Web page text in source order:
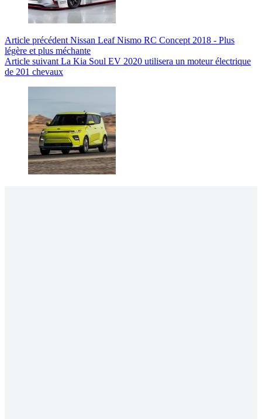
Article précédent Nissan Leaf Nismo RC Concept 2018 - Plus
légère et plus méchante
Article suivant La Kia Soul EV 2020 utilisera un moteur électrique
de 201 chevaux